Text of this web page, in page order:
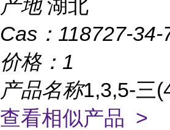
产地 湖北
Cas： 118727-34-
价格： 1
产品名称1,3,5-三
查看相似产品 >